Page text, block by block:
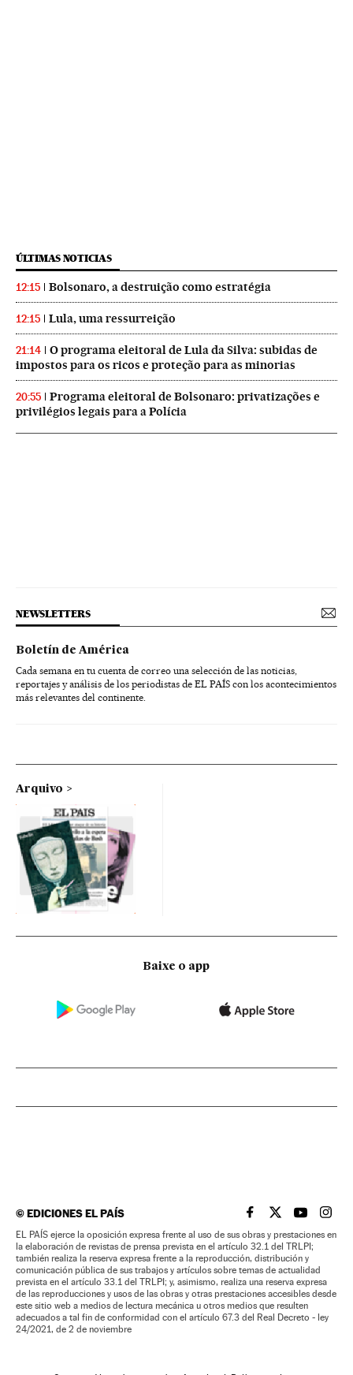
ÚLTIMAS NOTICIAS
12:15 Bolsonaro, a destruição como estratégia
12:15 Lula, uma ressurreição
21:14
O programa eleitoral de Lula da Silva: subidas de
impostos para os ricos e proteção para as minorias
20:55
Programa eleitoral de Bolsonaro: privatizações e
privilégios legais para a Polícia
NEWSLETTERS
Boletín de América
Cada semana en tu cuenta de correo una selección de las noticias,
reportajes y análisis de los periodistas de EL PAÍS con los acontecimientos
más relevantes del continente.
Arquivo
Baixe o app
©EDICIONES EL PAÍS EL PAÍS BRASIL EN
EL PAÍSEL PAÍS
EL
EL PAÍS ejerce la oposición expresa frente al uso de sus obras y prestaciones en
la elaboración de revistas de prensa prevista en el artículo 32.1 del TRLPI;
también realiza la reserva expresa frente a la reproducción, distribución y
comunicación pública de sus trabajos y artículos sobre temas de actualidad
prevista en el artículo 33.1 del TRLPI; y, asimismo, realiza una reserva expresa
de las reproducciones y usos de las obras y otras prestaciones accesibles desde
este sitio web a medios de lectura mecánica u otros medios que resulten
adecuados a tal fin de conformidad con el artículo 67.3 del Real Decreto - ley
24/2021, de 2 de noviembre